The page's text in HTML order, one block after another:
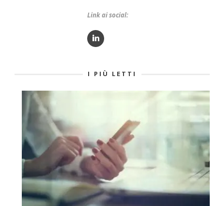
Link ai social:
I PIÙ LETTI